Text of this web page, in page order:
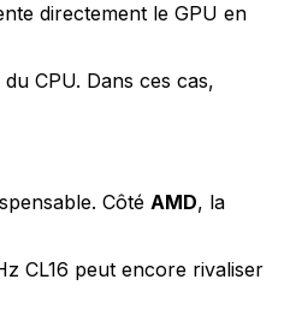
directement le GPU en
CPU. Dans ces cas,
Côté AMD, la
CL16 peut encore rivaliser